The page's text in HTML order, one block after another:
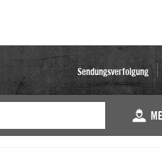
Sendungsverfolgung